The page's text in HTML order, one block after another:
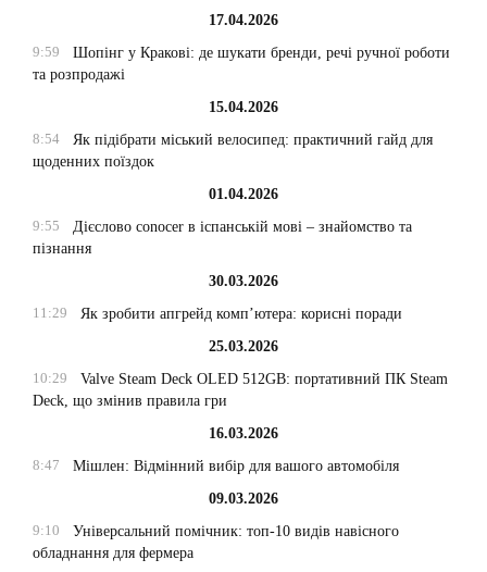
17.04.2026
9:59
Шопінг у Кракові: де шукати бренди, речі ручної роботи
та розпродажі
15.04.2026
8:54
Як підібрати міський велосипед: практичний гайд для
щоденних поїздок
01.04.2026
9:55
Дієслово conocer в іспанській мові – знайомство та
пізнання
30.03.2026
11:29
Як зробити апгрейд комп’ютера: корисні поради
25.03.2026
10:29
Valve Steam Deck OLED 512GB: портативний ПК Steam
Deck, що змінив правила гри
16.03.2026
8:47
Мішлен: Відмінний вибір для вашого автомобіля
09.03.2026
9:10
Універсальний помічник: топ-10 видів навісного
обладнання для фермера